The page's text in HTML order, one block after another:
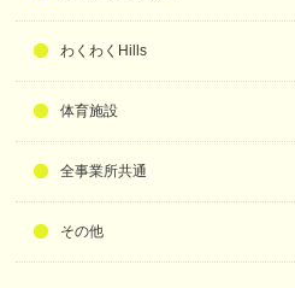
わくわくHills
体育施設
全事業所共通
その他